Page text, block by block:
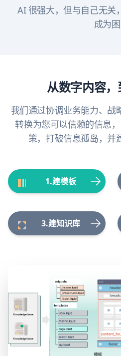
AI 很强大，但与自己无关
成为
从数字内容，
我们通过协调业务能力、战
转换为您可以信赖的信息
策，打破信息孤岛，并
1.建模板
3.建知识库